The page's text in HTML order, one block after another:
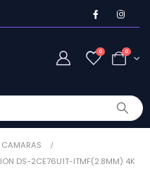
0 0
CAMARAS
DS-2CE76U1T-ITMF(2.8MM) 4K